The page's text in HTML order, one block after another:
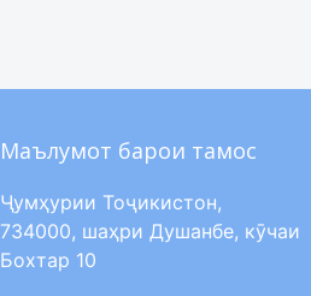
Маълумот барои тамос
Ҷумҳурии Тоҷикистон,
734000, шаҳри Душанбе, кӯчаи
Бохтар 10